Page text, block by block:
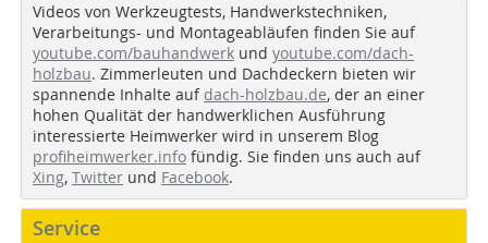
Videos von Werkzeugtests, Handwerkstechniken,
Verarbeitungs- und Montageabläufen finden Sie auf
youtube.com/bauhandwerk und youtube.com/dach-
holzbau. Zimmerleuten und Dachdeckern bieten wir
spannende Inhalte auf dach-holzbau.de, der an einer
hohen Qualität der handwerklichen Ausführung
interessierte Heimwerker wird in unserem Blog
profiheimwerker.info fündig. Sie finden uns auch auf
Xing, Twitter und Facebook.
Service